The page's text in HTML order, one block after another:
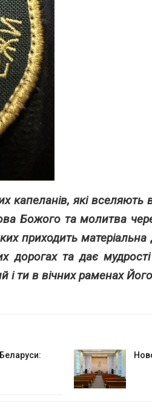
капеланів, які вселяють
Божого та молитва
приходить
дорогах та дає
і ти в вічних раменах